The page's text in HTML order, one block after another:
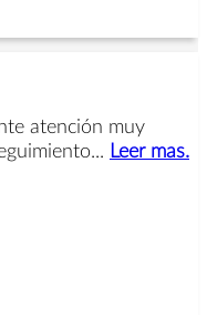
atención muy
Leer mas.